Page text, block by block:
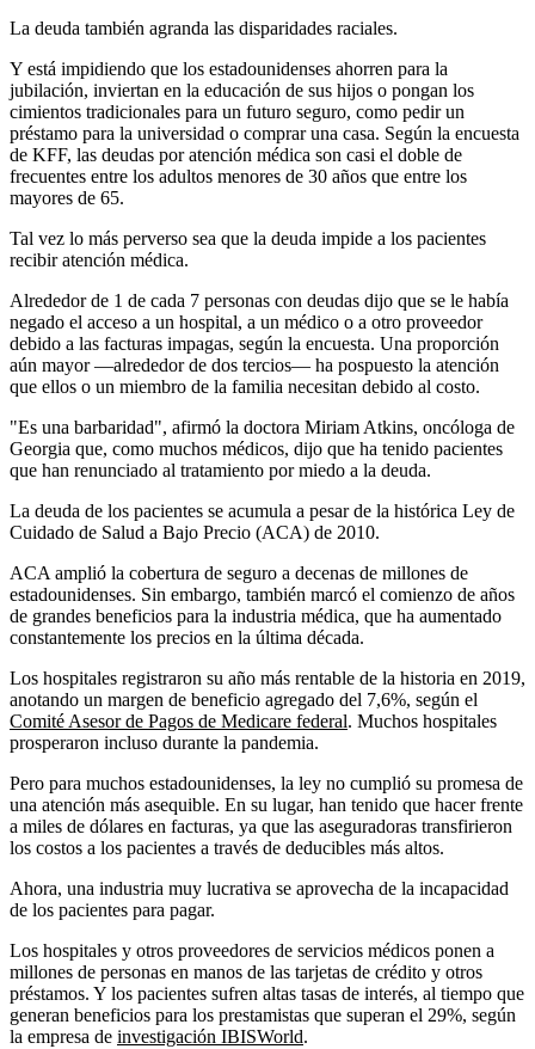
La deuda también agranda las disparidades raciales.
Y está impidiendo que los estadounidenses ahorren para la
jubilación, inviertan en la educación de sus hijos o pongan los
cimientos tradicionales para un futuro seguro, como pedir un
préstamo para la universidad o comprar una casa. Según la encuesta
de KFF, las deudas por atención médica son casi el doble de
frecuentes entre los adultos menores de 30 años que entre los
mayores de 65.
Tal vez lo más perverso sea que la deuda impide a los pacientes
recibir atención médica.
Alrededor de 1 de cada 7 personas con deudas dijo que se le había
negado el acceso a un hospital, a un médico o a otro proveedor
debido a las facturas impagas, según la encuesta. Una proporción
aún mayor —alrededor de dos tercios— ha pospuesto la atención
que ellos o un miembro de la familia necesitan debido al costo.
"Es una barbaridad", afirmó la doctora Miriam Atkins, oncóloga de
Georgia que, como muchos médicos, dijo que ha tenido pacientes
que han renunciado al tratamiento por miedo a la deuda.
La deuda de los pacientes se acumula a pesar de la histórica Ley de
Cuidado de Salud a Bajo Precio (ACA) de 2010.
ACA amplió la cobertura de seguro a decenas de millones de
estadounidenses. Sin embargo, también marcó el comienzo de años
de grandes beneficios para la industria médica, que ha aumentado
constantemente los precios en la última década.
Los hospitales registraron su año más rentable de la historia en 2019,
anotando un margen de beneficio agregado del 7,6%, según el
Comité Asesor de Pagos de Medicare federal. Muchos hospitales
prosperaron incluso durante la pandemia.
Pero para muchos estadounidenses, la ley no cumplió su promesa de
una atención más asequible. En su lugar, han tenido que hacer frente
a miles de dólares en facturas, ya que las aseguradoras transfirieron
los costos a los pacientes a través de deducibles más altos.
Ahora, una industria muy lucrativa se aprovecha de la incapacidad
de los pacientes para pagar.
Los hospitales y otros proveedores de servicios médicos ponen a
millones de personas en manos de las tarjetas de crédito y otros
préstamos. Y los pacientes sufren altas tasas de interés, al tiempo que
generan beneficios para los prestamistas que superan el 29%, según
la empresa de investigación IBISWorld.